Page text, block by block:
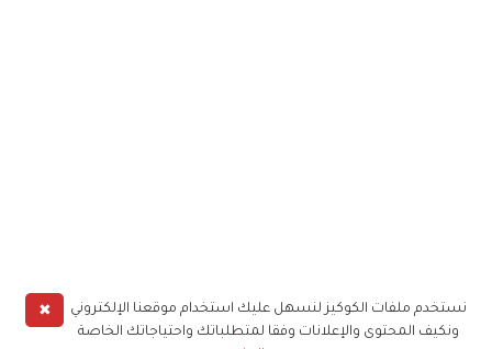
✖
نستخدم ملفات الكوكيز لنسهل عليك استخدام موقعنا الإلكتروني
ونكيف المحتوى والإعلانات وفقا لمتطلباتك واحتياجاتك الخاصة